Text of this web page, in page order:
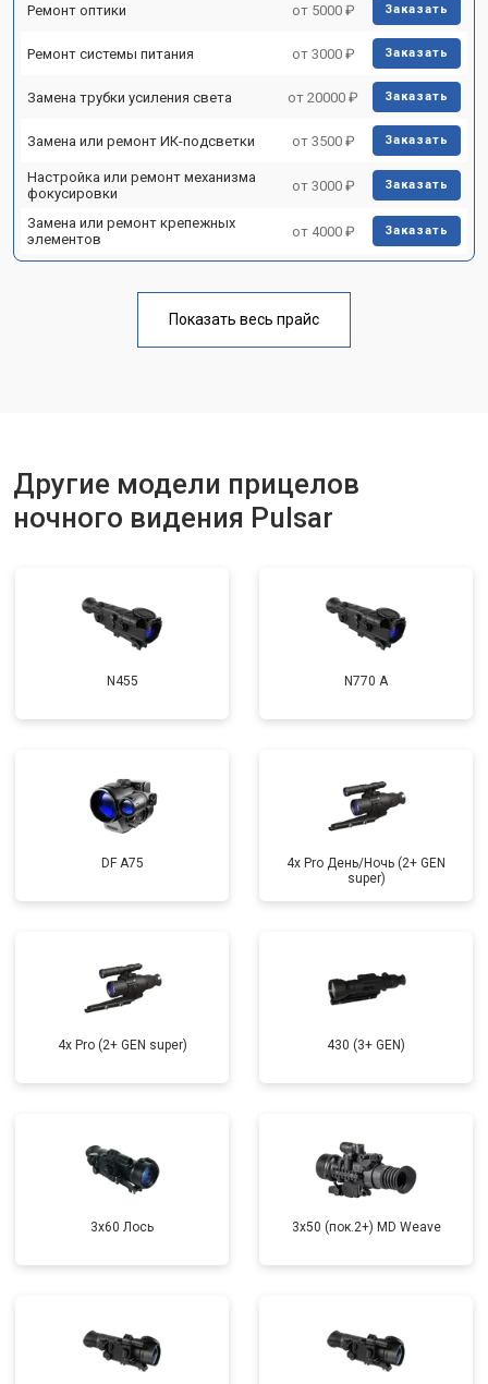
Ремонт оптики от 5000 ₽ Заказать
Ремонт системы питания от 3000 ₽ Заказать
Замена трубки усиления света от 20000 ₽ Заказать
Замена или ремонт ИК-подсветки от 3500 ₽ Заказать
Настройка или ремонт механизма
фокусировки
от 3000 ₽ Заказать
Замена или ремонт крепежных
элементов
от 4000 ₽ Заказать
Показать весь прайс
Другие модели прицелов
ночного видения Pulsar
N455 N770 А
DF A75
4x Pro День/Ночь (2+ GEN
super)
4x Pro (2+ GEN super) 430 (3+ GEN)
3x60 Лось 3x50 (пок.2+) MD Weave